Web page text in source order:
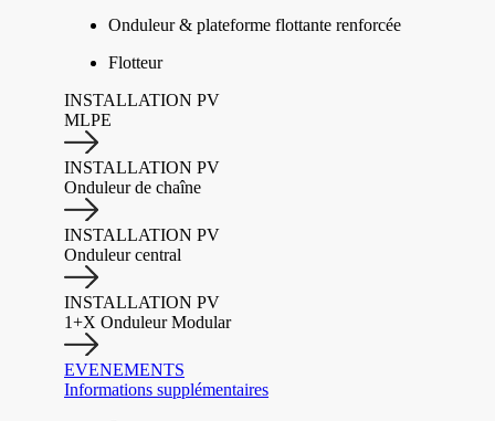
Onduleur & plateforme flottante renforcée
Flotteur
INSTALLATION PV
MLPE
INSTALLATION PV
Onduleur de chaîne
INSTALLATION PV
Onduleur central
INSTALLATION PV
1+X Onduleur Modular
EVENEMENTS
Informations supplémentaires